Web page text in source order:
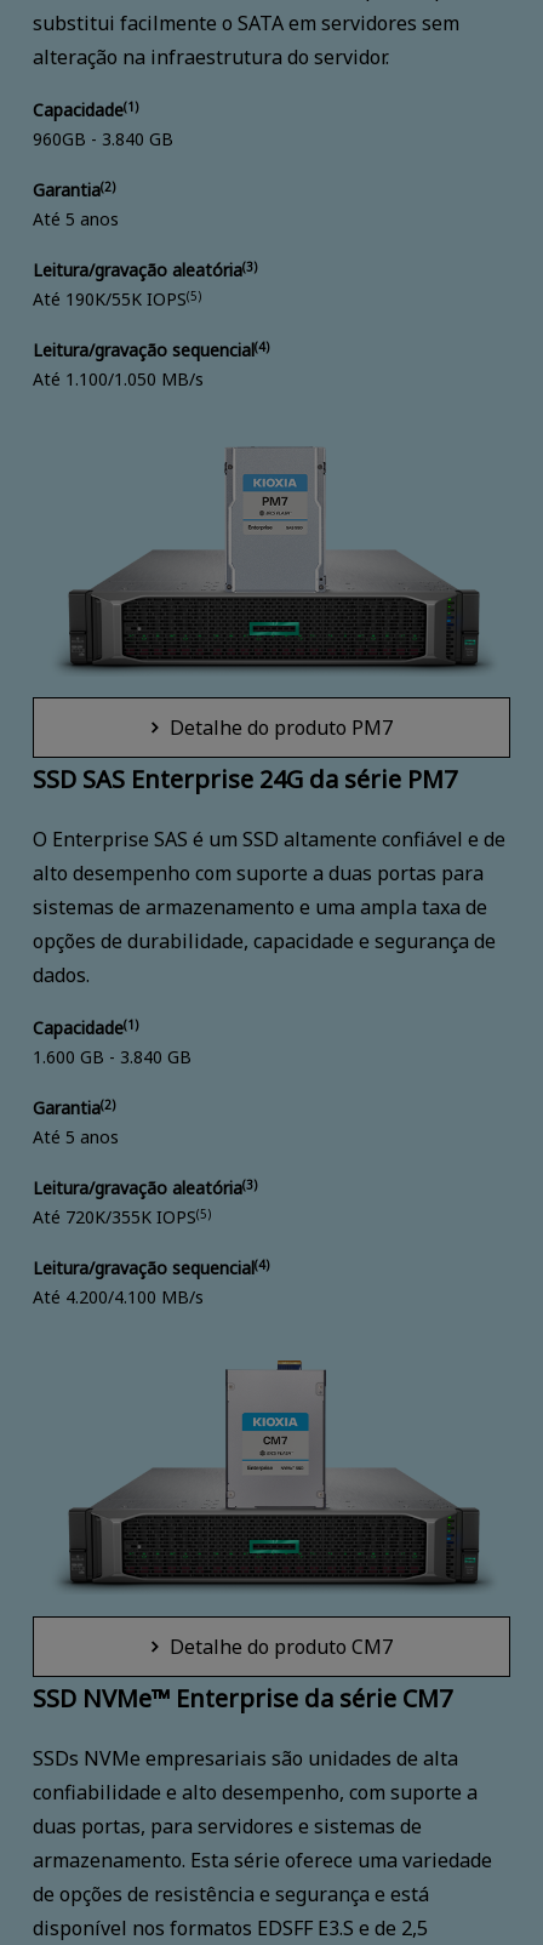
substitui facilmente o SATA em servidores sem
alteração na infraestrutura do servidor.
Capacidade(1)
960GB - 3.840 GB
Garantia(2)
Até 5 anos
Leitura/gravação aleatória(3)
Até 190K/55K IOPS(5)
Leitura/gravação sequencial(4)
Até 1.100/1.050 MB/s
Detalhe do produto PM7
SSD SAS Enterprise 24G da série PM7
O Enterprise SAS é um SSD altamente confiável e de
alto desempenho com suporte a duas portas para
sistemas de armazenamento e uma ampla taxa de
opções de durabilidade, capacidade e segurança de
dados.
Capacidade(1)
1.600 GB - 3.840 GB
Garantia(2)
Até 5 anos
Leitura/gravação aleatória(3)
Até 720K/355K IOPS(5)
Leitura/gravação sequencial(4)
Até 4.200/4.100 MB/s
SSD NVMe™ Enterprise da série CM7
SSDs NVMe empresariais são unidades de alta
confiabilidade e alto desempenho, com suporte a
duas portas, para servidores e sistemas de
armazenamento. Esta série oferece uma variedade
de opções de resistência e segurança e está
disponível nos formatos EDSFF E3.S e de 2,5
Detalhe do produto CM7